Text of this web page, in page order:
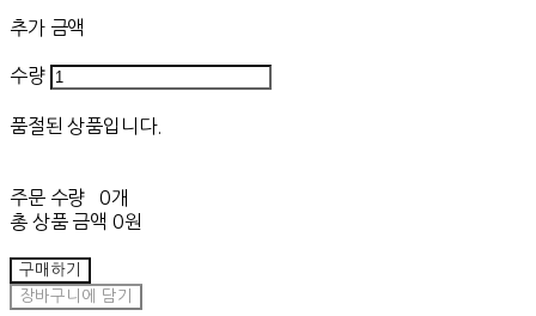
추가 금액
수량
품절된 상품입니다.
주문 수량
0개
총 상품 금액 0원
구매하기
장바구니에 담기